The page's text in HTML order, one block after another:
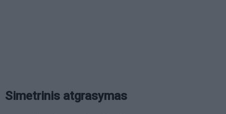
Simetrinis atgrasymas